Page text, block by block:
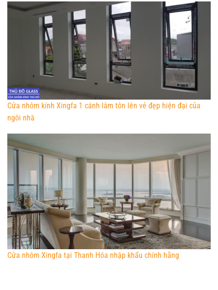
Cửa nhôm kính Xingfa 1 cánh làm tôn lên vẻ đẹp hiện đại của
ngôi nhà
Cửa nhôm Xingfa tại Thanh Hóa nhập khẩu chính hãng